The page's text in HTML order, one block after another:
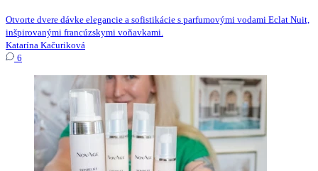
Otvorte dvere dávke elegancie a sofistikácie s parfumovými vodami Eclat Nuit,
inšpirovanými francúzskymi voňavkami.
Katarína Kačuriková
6